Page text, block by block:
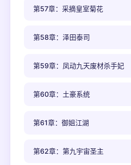
第57章：采摘皇室菊花
第58章：泽田泰司
第59章：凤动九天废材杀手妃
第60章：土豪系统
第61章：御姐江湖
第62章：第九宇宙圣主